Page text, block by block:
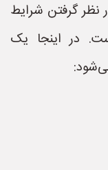
نظر گرفتن شرایط
در اینجا یک